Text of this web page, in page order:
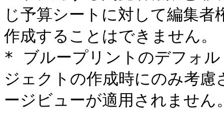
じ予算シートに対して編集
作成することはできません。
* ブループリントのデフォ
ジェクトの作成時にのみ考
ージビューが適用されません